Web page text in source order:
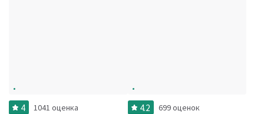
4 1041 оценка 4.2 699 оценок